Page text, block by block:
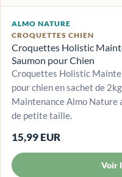
ALMO NATURE
CROQUETTES CHIEN
Croquettes Holistic
Saumon pour Chien
Croquettes Holistic
pour chien en sachet de
Maintenance Almo Nature
de petite taille.
15,99 EUR
Voir